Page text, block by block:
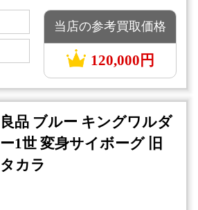
当店の参考買取価格
120,000円
良品 ブルー キングワルダ
ー1世 変身サイボーグ 旧
タカラ